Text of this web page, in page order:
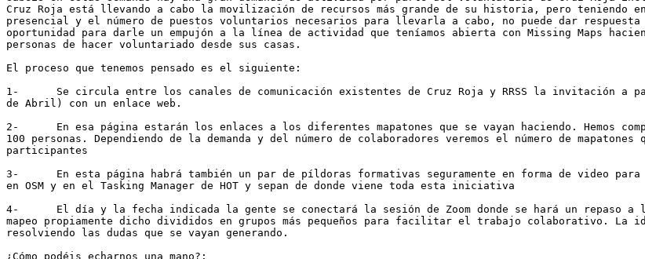
Cruz Roja está llevando a cabo la movilización de recursos más grande de su historia, pero teniendo
presencial y el número de puestos voluntarios necesarios para llevarla a cabo, no puede dar respuesta
oportunidad para darle un empujón a la línea de actividad que teníamos abierta con Missing Maps
personas de hacer voluntariado desde sus casas.
El proceso que tenemos pensado es el siguiente:
1-      Se circula entre los canales de comunicación existentes de Cruz Roja y RRSS la invitación a
de Abril) con un enlace web.
2-      En esa página estarán los enlaces a los diferentes mapatones que se vayan haciendo. Hemos
100 personas. Dependiendo de la demanda y del número de colaboradores veremos el número de
participantes
3-      En esta página habrá también un par de píldoras formativas seguramente en forma de video
en OSM y en el Tasking Manager de HOT y sepan de donde viene toda esta iniciativa
4-      El día y la fecha indicada la gente se conectará la sesión de Zoom donde se hará un repaso a
mapeo propiamente dicho divididos en grupos más pequeños para facilitar el trabajo colaborativo. La
resolviendo las dudas que se vayan generando.
¿Cómo podéis echarnos una mano?: